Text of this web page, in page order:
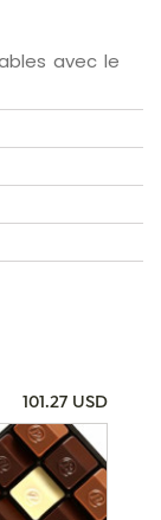
avec le
101.27 USD